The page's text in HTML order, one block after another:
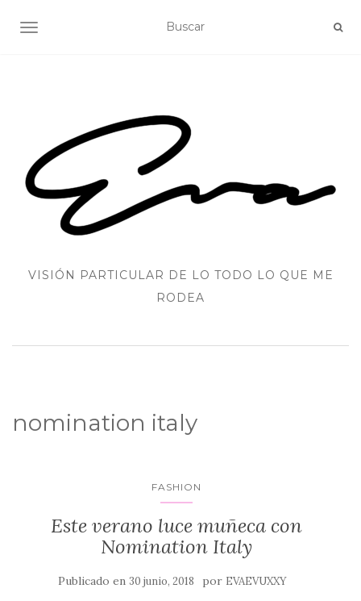
ALTERNAR NAVEGACIÓN
VISIÓN PARTICULAR DE LO TODO LO QUE ME
RODEA
nomination italy
FASHION
Este verano luce muñeca con
Nomination Italy
Publicado en 30 junio, 2018 por EVAEVUXXY